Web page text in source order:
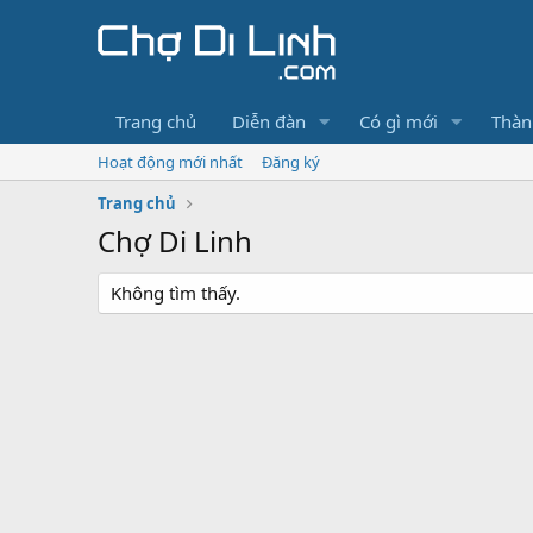
Trang chủ Diễn đàn Có gì mới
Hoạt động mới nhất
Đăng ký
Trang chủ
Chợ Di Linh
Không tìm thấy.